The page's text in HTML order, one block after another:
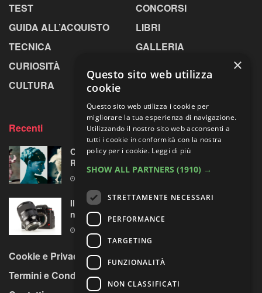
TEST
GUIDA ALL’ACQUISTO
TECNICA
CURIOSITÀ
CULTURA
CONCORSI
LIBRI
GALLERIA
Recenti
Omaggio al laboratorio alchemico di Paolo
Roversi
Il test del Sigma Art 35mm F1.4 DG II: una
nuova pietra miliare
Cookie e Privacy Policy
Termini e Condizioni
×
Questo sito web utilizza
cookie
Questo sito web utilizza i cookie per
migliorare la tua esperienza di navigazione.
Utilizzando il nostro sito web acconsenti a
tutti i cookie in conformità con la nostra
policy per i cookie. Leggi di più
SHOW ALL PARTNERS (1910) →
STRETTAMENTE NECESSARI
PERFORMANCE
TARGETING
FUNZIONALITÀ
NON CLASSIFICATI